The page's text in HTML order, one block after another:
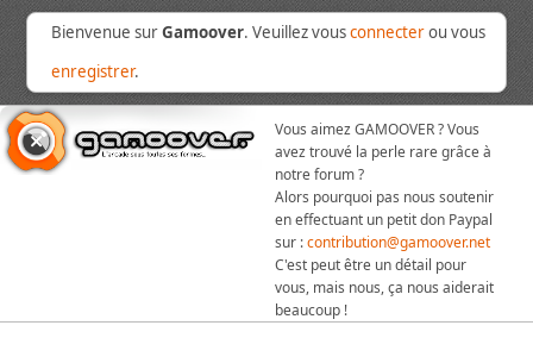
Bienvenue surGamoover. Veuillez vousconnecterou vous
enregistrer.
Vous aimez GAMOOVER ? Vous
avez trouvé la perle rare grâce à
notre forum ?
Alors pourquoi pas nous soutenir
en effectuant un petit don Paypal
sur :contribution@gamoover.net
C'est peut être un détail pour
vous, mais nous, ça nous aiderait
beaucoup !